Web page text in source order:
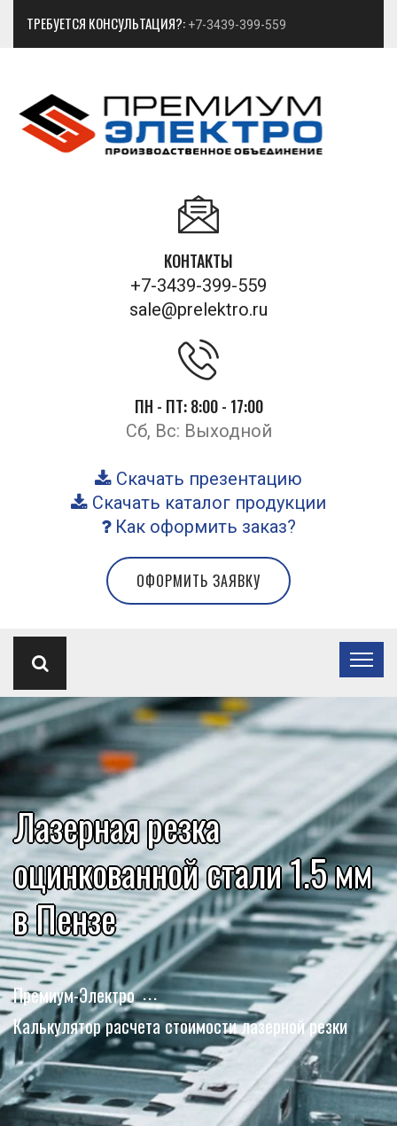
ТРЕБУЕТСЯ КОНСУЛЬТАЦИЯ?: +7-3439-399-559
КОНТАКТЫ
+7-3439-399-559
sale@prelektro.ru
ПН - ПТ: 8:00 - 17:00
Сб, Вс: Выходной
Скачать презентацию
Скачать каталог продукции
Как оформить заказ?
ОФОРМИТЬ ЗАЯВКУ
Лазерная резка
оцинкованной стали 1.5 мм
в Пензе
Премиум-Электро
Калькулятор расчета стоимости лазерной резки